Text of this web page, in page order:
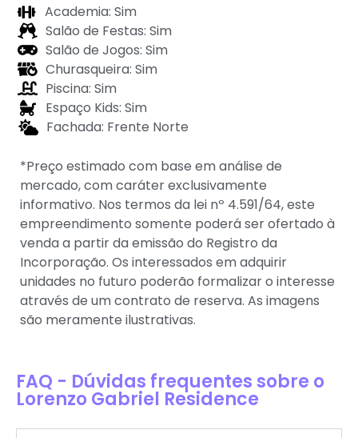
Academia: Sim
Salão de Festas: Sim
Salão de Jogos: Sim
Churasqueira: Sim
Piscina: Sim
Espaço Kids: Sim
Fachada: Frente Norte
*Preço estimado com base em análise de
mercado, com caráter exclusivamente
informativo. Nos termos da lei nº 4.591/64, este
empreendimento somente poderá ser ofertado à
venda a partir da emissão do Registro da
Incorporação. Os interessados em adquirir
unidades no futuro poderão formalizar o interesse
através de um contrato de reserva. As imagens
são meramente ilustrativas.
FAQ - Dúvidas frequentes sobre o
Lorenzo Gabriel Residence